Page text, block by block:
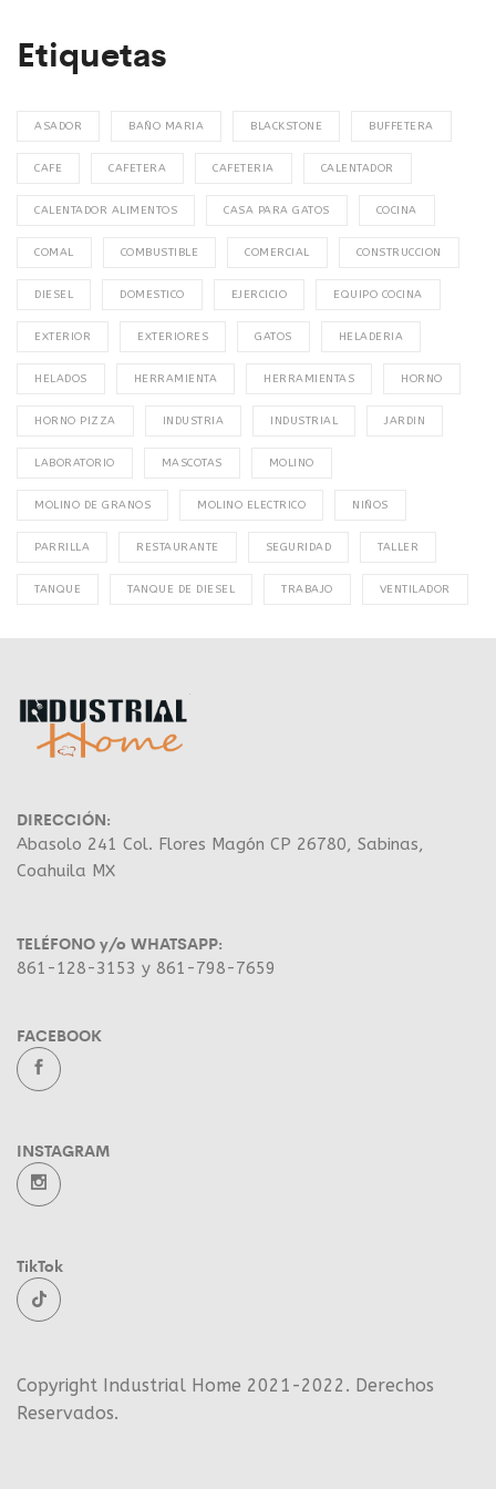
Etiquetas
ASADOR BAÑO MARIA BLACKSTONE BUFFETERA
CAFE CAFETERA CAFETERIA CALENTADOR
CALENTADOR ALIMENTOS CASA PARA GATOS COCINA
COMAL COMBUSTIBLE COMERCIAL CONSTRUCCION
DIESEL DOMESTICO EJERCICIO EQUIPO COCINA
EXTERIOR EXTERIORES GATOS HELADERIA
HELADOS HERRAMIENTA HERRAMIENTAS HORNO
HORNO PIZZA INDUSTRIA INDUSTRIAL JARDIN
LABORATORIO MASCOTAS MOLINO
MOLINO DE GRANOS MOLINO ELECTRICO NIÑOS
PARRILLA RESTAURANTE SEGURIDAD TALLER
TANQUE TANQUE DE DIESEL TRABAJO VENTILADOR
DIRECCIÓN:
Abasolo 241 Col. Flores Magón CP 26780, Sabinas,
Coahuila MX
TELÉFONO y/o WHATSAPP:
861-128-3153 y 861-798-7659
FACEBOOK
INSTAGRAM
TikTok
Copyright Industrial Home 2021-2022. Derechos
Reservados.